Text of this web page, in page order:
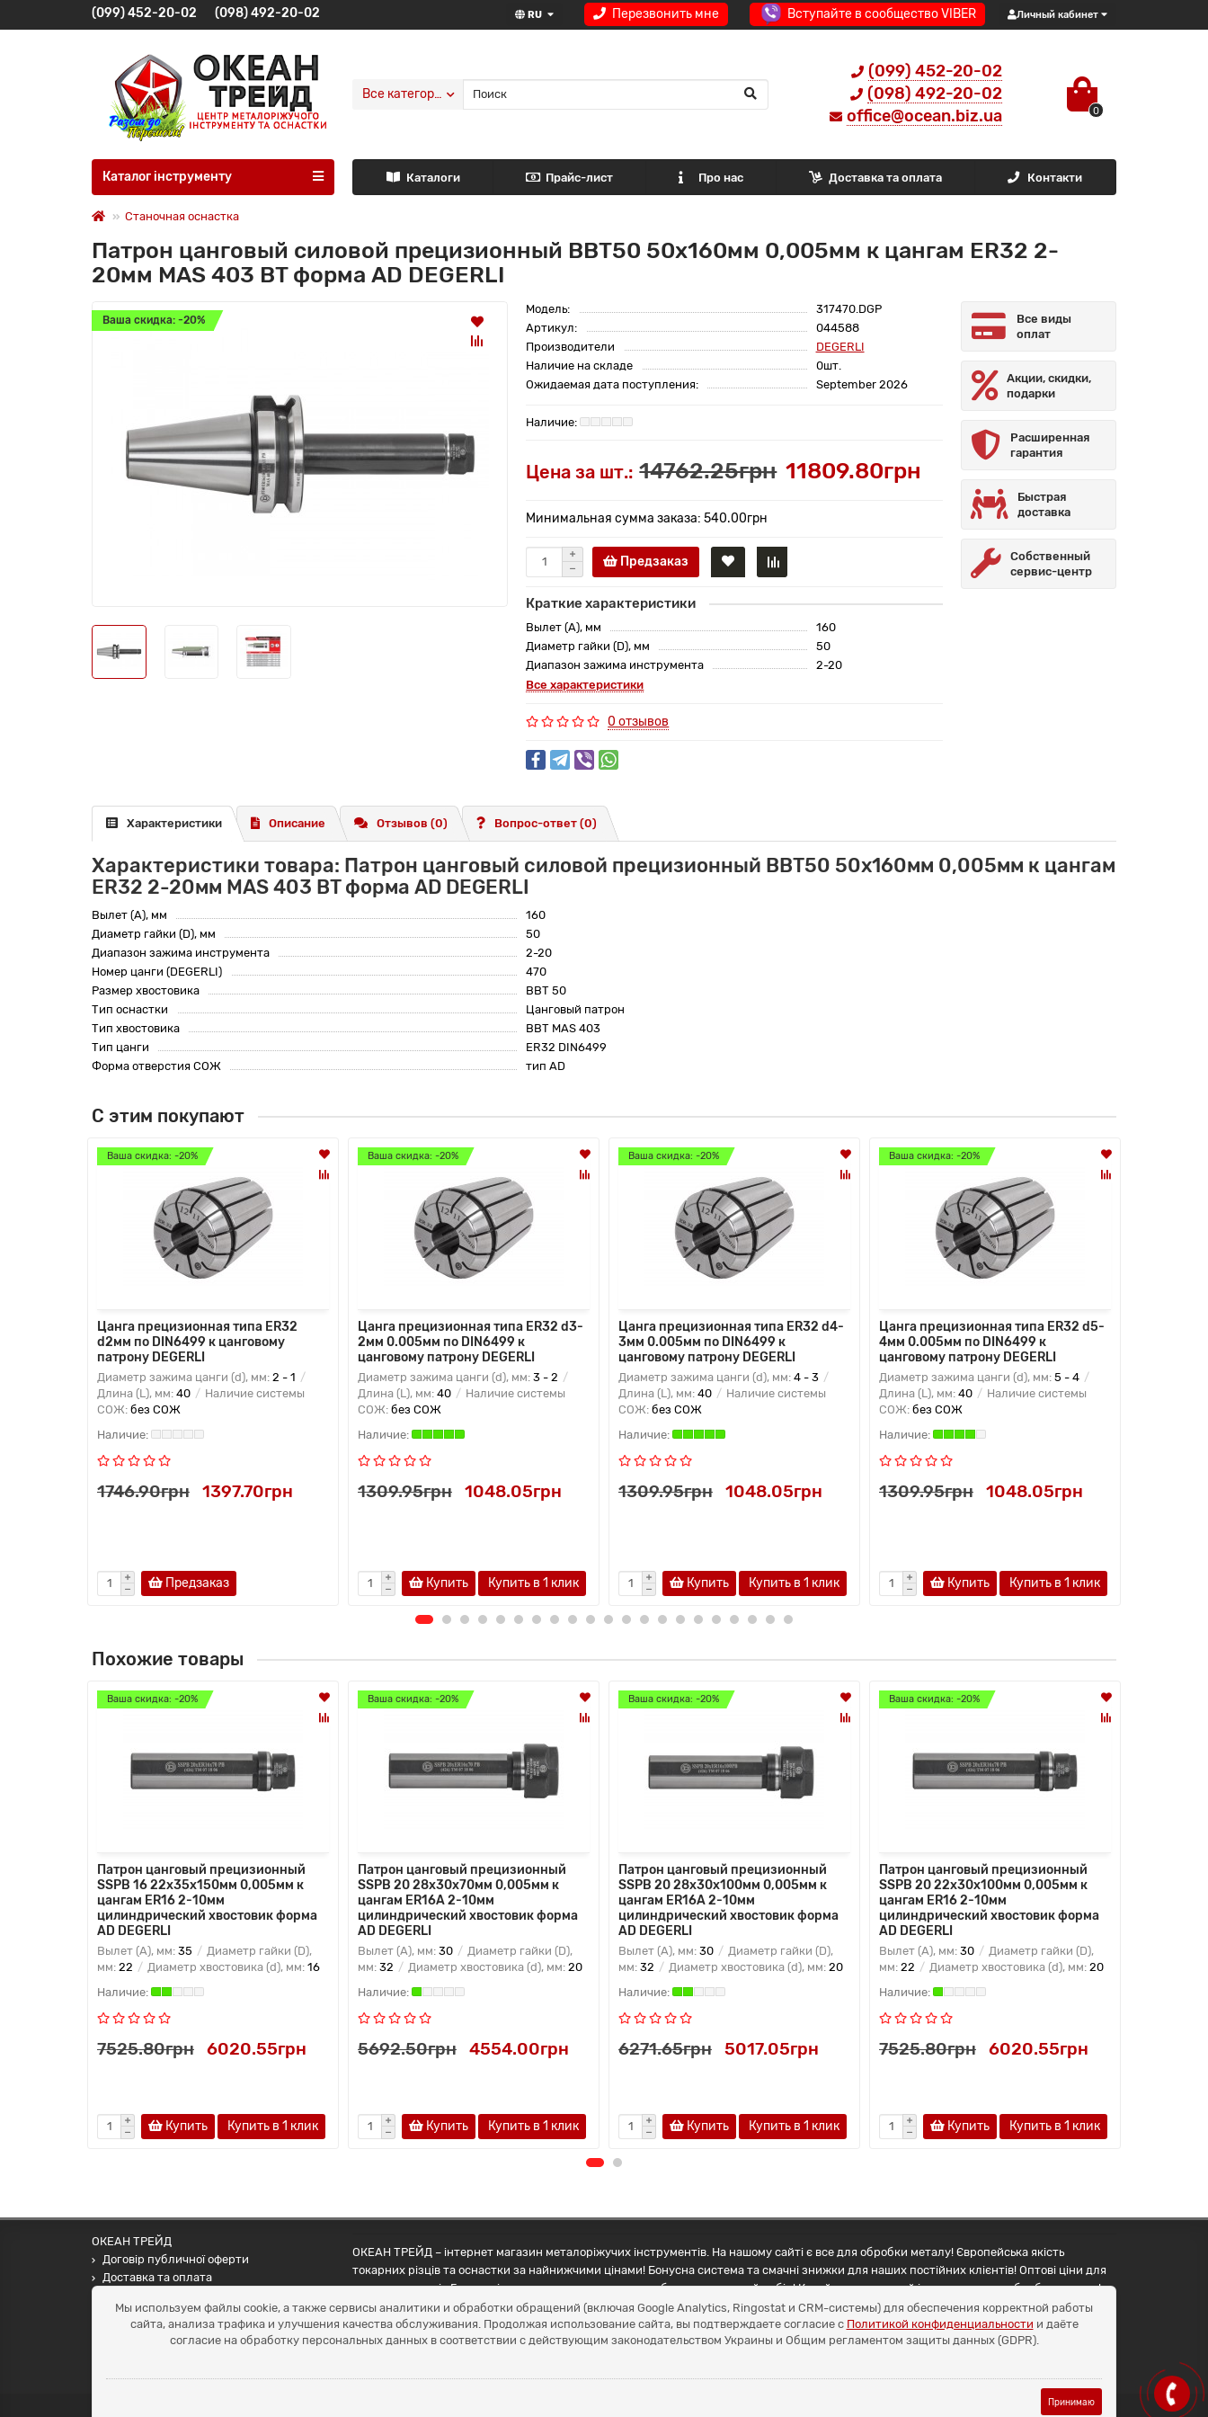
Перезвонить мне Вступайте в сообщество VIBER Личный кабинет
RU
(099) 452-20-02 (098) 492-20-02
(099) 452-20-02
(098) 492-20-02
office@ocean.biz.ua
0
Все категории
Каталог інструменту Каталоги Прайс-лист Про нас Доставка та оплата Контакти
Станочная оснастка
Патрон цанговый силовой прецизионный BBT50 50x160мм 0,005мм к цангам ER32 2-
20мм MAS 403 BT форма AD DEGERLI
Ваша скидка: -20%
Модель:
317470.DGP
Артикул:
044588
Производители
DEGERLI
Наличие на складе
0шт.
Ожидаемая дата поступления:
September 2026
Цена за шт.: 14762.25грн 11809.80грн
Минимальная сумма заказа: 540.00грн
Предзаказ
Краткие характеристики
Вылет (A), мм
160
Диаметр гайки (D), мм
50
Диапазон зажима инструмента
2-20
Все характеристики
0 отзывов
Все виды
оплат
Акции, скидки,
подарки
Расширенная
гарантия
Быстрая
доставка
Собственный
сервис-центр
Характеристики Описание Отзывов (0) Вопрос-ответ (0)
Характеристики товара: Патрон цанговый силовой прецизионный BBT50 50x160мм 0,005мм к цангам
ER32 2-20мм MAS 403 BT форма AD DEGERLI
Вылет (A), мм
160
Диаметр гайки (D), мм
50
Диапазон зажима инструмента
2-20
Номер цанги (DEGERLI)
470
Размер хвостовика
BBT 50
Тип оснастки
Цанговый патрон
Тип хвостовика
BBT MAS 403
Тип цанги
ER32 DIN6499
Форма отверстия СОЖ
тип AD
С этим покупают
Ваша скидка: -20%
Цанга прецизионная типа ER32
d2мм по DIN6499 к цанговому
патрону DEGERLI
Диаметр зажима цанги (d), мм: 2 - 1
Длина (L), мм: 40
Наличие системы
СОЖ: без СОЖ
1746.90грн 1397.70грн
Предзаказ
Ваша скидка: -20%
Цанга прецизионная типа ER32 d3-
2мм 0.005мм по DIN6499 к
цанговому патрону DEGERLI
Диаметр зажима цанги (d), мм: 3 - 2
Длина (L), мм: 40
Наличие системы
СОЖ: без СОЖ
1309.95грн 1048.05грн
Купить Купить в 1 клик
Ваша скидка: -20%
Цанга прецизионная типа ER32 d4-
3мм 0.005мм по DIN6499 к
цанговому патрону DEGERLI
Диаметр зажима цанги (d), мм: 4 - 3
Длина (L), мм: 40
Наличие системы
СОЖ: без СОЖ
1309.95грн 1048.05грн
Купить Купить в 1 клик
Ваша скидка: -20%
Цанга прецизионная типа ER32 d5-
4мм 0.005мм по DIN6499 к
цанговому патрону DEGERLI
Диаметр зажима цанги (d), мм: 5 - 4
Длина (L), мм: 40
Наличие системы
СОЖ: без СОЖ
1309.95грн 1048.05грн
Купить Купить в 1 клик
Похожие товары
Ваша скидка: -20%
Патрон цанговый прецизионный
SSPB 16 22x35x150мм 0,005мм к
цангам ER16 2-10мм
цилиндрический хвостовик форма
AD DEGERLI
Вылет (A), мм: 35
Диаметр гайки (D),
мм: 22 Диаметр хвостовика (d), мм: 16
7525.80грн 6020.55грн
Купить Купить в 1 клик
Ваша скидка: -20%
Патрон цанговый прецизионный
SSPB 20 28x30x70мм 0,005мм к
цангам ER16A 2-10мм
цилиндрический хвостовик форма
AD DEGERLI
Вылет (A), мм: 30
Диаметр гайки (D),
мм: 32 Диаметр хвостовика (d), мм: 20
5692.50грн 4554.00грн
Купить Купить в 1 клик
Ваша скидка: -20%
Патрон цанговый прецизионный
SSPB 20 28x30x100мм 0,005мм к
цангам ER16A 2-10мм
цилиндрический хвостовик форма
AD DEGERLI
Вылет (A), мм: 30
Диаметр гайки (D),
мм: 32 Диаметр хвостовика (d), мм: 20
6271.65грн 5017.05грн
Купить Купить в 1 клик
Ваша скидка: -20%
Патрон цанговый прецизионный
SSPB 20 22x30x100мм 0,005мм к
цангам ER16 2-10мм
цилиндрический хвостовик форма
AD DEGERLI
Вылет (A), мм: 30
Диаметр гайки (D),
мм: 22 Диаметр хвостовика (d), мм: 20
7525.80грн 6020.55грн
Купить Купить в 1 клик
ОКЕАН ТРЕЙД
Договір публичної оферти
Доставка та оплата
Умови повернення
+38 (099) 452-20-02
ОКЕАН ТРЕЙД – інтернет магазин металоріжучих інструментів. На нашому сайті є все для обробки металу! Європейська якість
токарних різців та оснастки за найнижчими цінами! Бонусна система та смачні знижки для наших постійних клієнтів! Оптові ціни для
наших партнерів Грамотні менеджери допоможуть зробити правильний вибір! Купуйте правильний інструмент для обробки металу!
Мы используем файлы cookie, а также сервисы аналитики и обработки обращений (включая Google Analytics, Ringostat и CRM-системы) для обеспечения корректной работы
сайта, анализа трафика и улучшения качества обслуживания. Продолжая использование сайта, вы подтверждаете согласие с Политикой конфиденциальности и даёте
согласие на обработку персональных данных в соответствии с действующим законодательством Украины и Общим регламентом защиты данных (GDPR).
Принимаю